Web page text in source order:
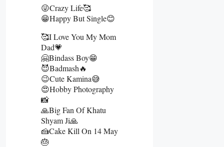
😜Crazy Life🥰
😁Happy But Single😊
🥰I Love You My Mom
Dad💗
🤗Bindass Boy😁
😈Badmash🔥
😉Cute Kamina😅
😍Hobby Photography
📸
🙏Big Fan Of Khatu
Shyam Ji🙏
🍰Cake Kill On 14 May
🎂